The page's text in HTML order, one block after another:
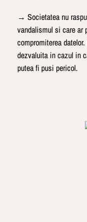
→ Societatea nu
vandalismul si care ar
compromiterea
dezvaluita in cazul in
putea fi pusi pericol.